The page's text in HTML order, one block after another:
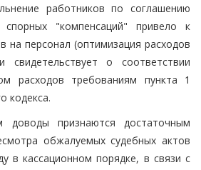
работников по соглашению
"компенсаций" привело к
на персонал (оптимизация расходов
о соответствии
расходов требованиям пункта 1
кодекса.
доводы признаются достаточным
обжалуемых судебных актов
в кассационном порядке, в связи с